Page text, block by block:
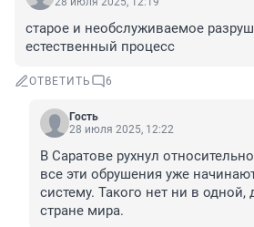
старое и необслуживаемое
естественный процесс
ОТВЕТИТЬ 6
Гость
28 июля 2025, 12:22
В Саратове рухнул
все эти обрушения уже
систему. Такого нет ни в
стране мира.